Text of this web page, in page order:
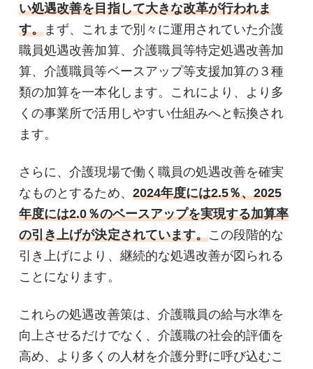
い処遇改善を目指して大きな改革が行われま
す。 まず、これまで別々に運用されていた介護
職員処遇改善加算、介護職員等特定処遇改善加
算、介護職員等ベースアップ等支援加算の３種
類の加算を一本化します。これにより、より多
くの事業所で活用しやすい仕組みへと転換され
ます。
さらに、介護現場で働く職員の処遇改善を確実
なものとするため、 2024年度には2.5％、2025
年度には2.0％のベースアップを実現する加算率
の引き上げが決定されています。この段階的な
引き上げにより、継続的な処遇改善が図られる
ことになります。
これらの処遇改善策は、介護職員の給与水準を
向上させるだけでなく、介護職の社会的評価を
高め、より多くの人材を介護分野に呼び込むこ